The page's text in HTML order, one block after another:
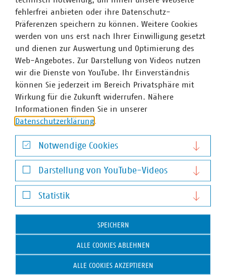
Sabine Jaacks
Bereichsleiterin Energieeffizienz, Energievertrieb und
Energiehandel
+49 30 58580-180
jaacks(at)vku(dot)de
fehlerfrei anbieten oder ihre Datenschutz-
Präferenzen speichern zu können. Weitere Cookies
werden von uns erst nach Ihrer Einwilligung gesetzt
und dienen zur Auswertung und Optimierung des
Web-Angebotes. Zur Darstellung von Videos nutzen
wir die Dienste von YouTube. Ihr Einverständnis
können Sie jederzeit im Bereich Privatsphäre mit
Wirkung für die Zukunft widerrufen. Nähere
Informationen finden Sie in unserer
Datenschutzerklärung
Notwendige Cookies
Notwendige Cookies
Darstellung von YouTube-Videos
Darstellung von YouTube-Videos
Statistik
Statistik
SPEICHERN
ALLE COOKIES ABLEHNEN
ALLE COOKIES AKZEPTIEREN